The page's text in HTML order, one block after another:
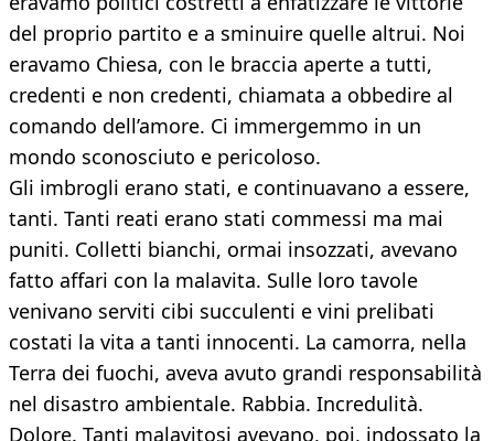
del proprio partito e a sminuire quelle altrui. Noi
eravamo Chiesa, con le braccia aperte a tutti,
credenti e non credenti, chiamata a obbedire al
comando dell’amore. Ci immergemmo in un
mondo sconosciuto e pericoloso.
Gli imbrogli erano stati, e continuavano a essere,
tanti. Tanti reati erano stati commessi ma mai
puniti. Colletti bianchi, ormai insozzati, avevano
fatto affari con la malavita. Sulle loro tavole
venivano serviti cibi succulenti e vini prelibati
costati la vita a tanti innocenti. La camorra, nella
Terra dei fuochi, aveva avuto grandi responsabilità
nel disastro ambientale. Rabbia. Incredulità.
Dolore. Tanti malavitosi avevano, poi, indossato la